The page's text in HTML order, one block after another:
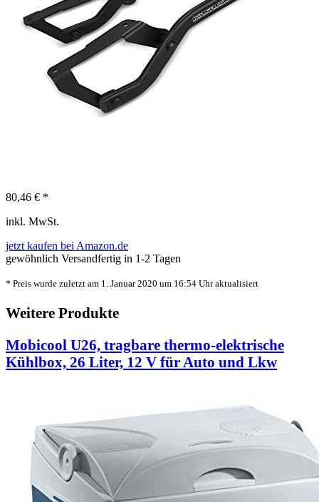
80,46 € *
inkl. MwSt.
jetzt kaufen bei Amazon.de
gewöhnlich Versandfertig in 1-2 Tagen
* Preis wurde zuletzt am 1. Januar 2020 um 16:54 Uhr aktualisiert
Weitere Produkte
Mobicool U26, tragbare thermo-elektrische
Kühlbox, 26 Liter, 12 V für Auto und Lkw